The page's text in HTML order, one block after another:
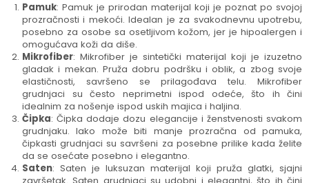
Pamuk: Pamuk je prirodan materijal koji je poznat po svojoj
prozračnosti i mekoći. Idealan je za svakodnevnu upotrebu,
posebno za osobe sa osetljivom kožom, jer je hipoalergen i
omogućava koži da diše.
Mikrofiber: Mikrofiber je sintetički materijal koji je izuzetno
gladak i mekan. Pruža dobru podršku i oblik, a zbog svoje
elastičnosti, savršeno se prilagođava telu. Mikrofiber
grudnjaci su često neprimetni ispod odeće, što ih čini
idealnim za nošenje ispod uskih majica i haljina.
Čipka: Čipka dodaje dozu elegancije i ženstvenosti svakom
grudnjaku. Iako može biti manje prozračna od pamuka,
čipkasti grudnjaci su savršeni za posebne prilike kada želite
da se osećate posebno i elegantno.
Saten: Saten je luksuzan materijal koji pruža glatki, sjajni